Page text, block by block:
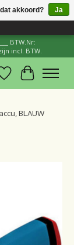
×
BTW.Nr:
incl. BTW.
Verlanglijst
BLAUW
akkoord?
Ja